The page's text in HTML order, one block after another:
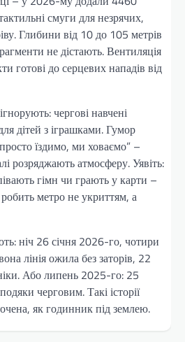
смуги для незрячих,
Глибини від 10 до 105 метрів
не дістають. Вентиляція
готові до серцевих нападів від
чергові навчені
дітей з іграшками. Гумор
їздимо, ми ховаємо” –
розряджають атмосферу. Уявіть:
гімн чи грають у карти –
метро не укриттям, а
ніч 26 січня 2026-го, чотири
лінія ожила без заторів, 22
Або липень 2025-го: 25
черговим. Такі історії
як годинник під землею.